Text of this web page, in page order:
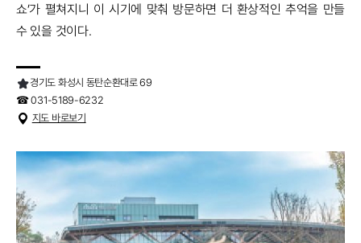
쇼’가 펼쳐지니 이 시기에 맞춰 방문하면 더 환상적인 추억을 만들
수 있을 것이다.
경기도 화성시 동탄순환대로 69
☎ 031-5189-6232
지도 바로보기